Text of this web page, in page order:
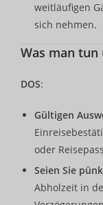
weitläufigen
sich nehmen.
Was man tun
DOS:
Gültigen
oder
Seien Sie
Abholzeit in